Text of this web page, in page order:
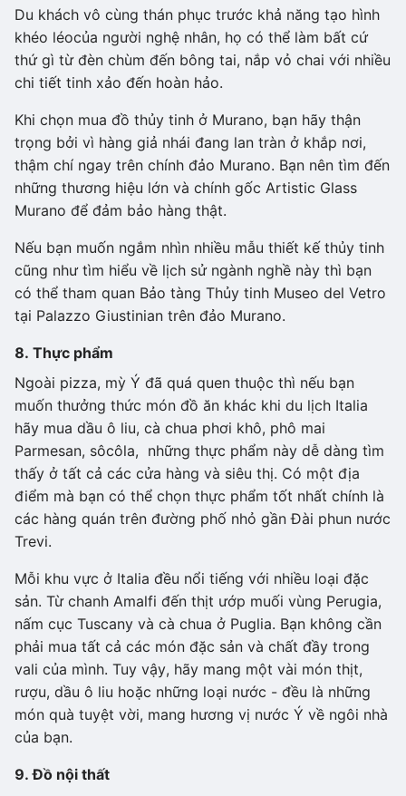
Du khách vô cùng thán phục trước khả năng tạo hình
khéo léocủa người nghệ nhân, họ có thể làm bất cứ
thứ gì từ đèn chùm đến bông tai, nắp vỏ chai với nhiều
chi tiết tinh xảo đến hoàn hảo.
Khi chọn mua đồ thủy tinh ở Murano, bạn hãy thận
trọng bởi vì hàng giả nhái đang lan tràn ở khắp nơi,
thậm chí ngay trên chính đảo Murano. Bạn nên tìm đến
những thương hiệu lớn và chính gốc Artistic Glass
Murano để đảm bảo hàng thật.
Nếu bạn muốn ngắm nhìn nhiều mẫu thiết kế thủy tinh
cũng như tìm hiểu về lịch sử ngành nghề này thì bạn
có thể tham quan Bảo tàng Thủy tinh Museo del Vetro
tại Palazzo Giustinian trên đảo Murano.
8. Thực phẩm
Ngoài pizza, mỳ Ý đã quá quen thuộc thì nếu bạn
muốn thưởng thức món đồ ăn khác khi du lịch Italia
hãy mua dầu ô liu, cà chua phơi khô, phô mai
Parmesan, sôcôla, những thực phẩm này dễ dàng tìm
thấy ở tất cả các cửa hàng và siêu thị. Có một địa
điểm mà bạn có thể chọn thực phẩm tốt nhất chính là
các hàng quán trên đường phố nhỏ gần Đài phun nước
Trevi.
Mỗi khu vực ở Italia đều nổi tiếng với nhiều loại đặc
sản. Từ chanh Amalfi đến thịt ướp muối vùng Perugia,
nấm cục Tuscany và cà chua ở Puglia. Bạn không cần
phải mua tất cả các món đặc sản và chất đầy trong
vali của mình. Tuy vậy, hãy mang một vài món thịt,
rượu, dầu ô liu hoặc những loại nước - đều là những
món quà tuyệt vời, mang hương vị nước Ý về ngôi nhà
của bạn.
9. Đồ nội thất